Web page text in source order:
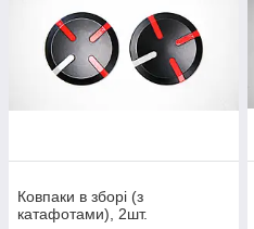
Ковпаки в зборі (з
катафотами), 2шт.